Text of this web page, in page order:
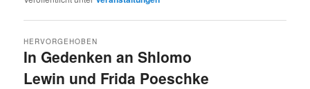
In Gedenken an Shlomo
Lewin und Frida Poeschke
HERVORGEHOBEN